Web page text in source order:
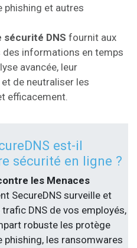
phishing et autres
sécurité DNS fournit aux
informations en temps
avancée, leur
de neutraliser les
efficacement.
est-il
sécurité en ligne ?
les Menaces
SecureDNS surveille et
DNS de vos employés,
robuste les protège
phishing, les ransomwares